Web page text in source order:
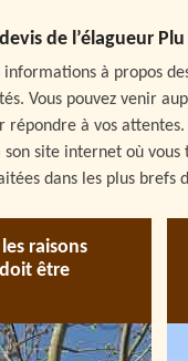
de l’élagueur Plu
à propos
Vous pouvez venir
à vos attentes.
site internet où
dans les plus brefs
raisons
être